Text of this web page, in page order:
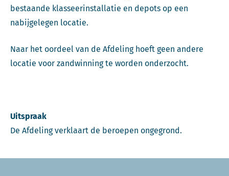
bestaande klasseerinstallatie en depots op een
nabijgelegen locatie.
Naar het oordeel van de Afdeling hoeft geen andere
locatie voor zandwinning te worden onderzocht.
Uitspraak
De Afdeling verklaart de beroepen ongegrond.